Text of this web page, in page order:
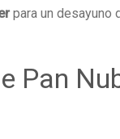
para un desayuno
Pan